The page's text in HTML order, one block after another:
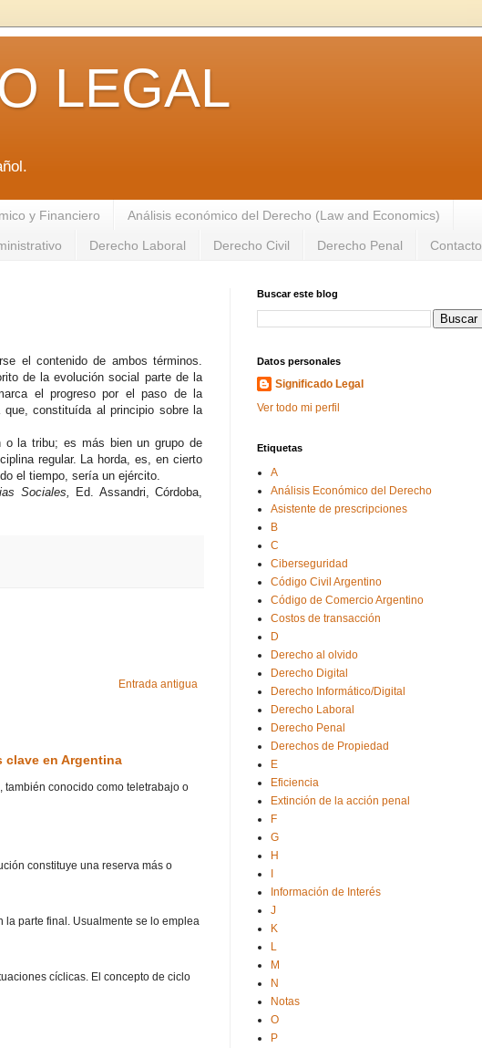
LEGAL
y Financiero Análisis económico del Derecho (Law and Economics)
Derecho Laboral Derecho Civil Derecho Penal Contacto
el contenido de ambos términos.
de la evolución social parte de la
el progreso por el paso de la
constituída al principio sobre la
o la tribu; es más bien un grupo de
regular. La horda, es, en cierto
el tiempo, sería un ejército.
Sociales, Ed. Assandri, Córdoba,
Entrada antigua
clave en Argentina
también conocido como teletrabajo o
constituye una reserva más o
la parte final. Usualmente se lo emplea
cíclicas. El concepto de ciclo
Buscar este blog
Datos personales
Significado Legal
Ver todo mi perfil
Etiquetas
A
Análisis Económico del Derecho
Asistente de prescripciones
B
C
Ciberseguridad
Código Civil Argentino
Código de Comercio Argentino
Costos de transacción
D
Derecho al olvido
Derecho Digital
Derecho Informático/Digital
Derecho Laboral
Derecho Penal
Derechos de Propiedad
E
Eficiencia
Extinción de la acción penal
F
G
H
Información de Interés
J
K
L
M
N
Notas
O
P